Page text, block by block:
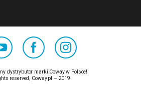
dystrybutor marki Coway w Polsce!
reserved, Coway.pl – 2019